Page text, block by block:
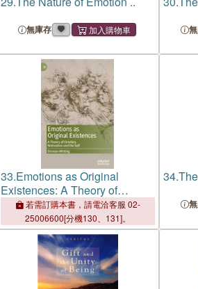
無庫存
33.Emotions as Original
Existences: A Theory of
Emotion, Motivation and the
若需訂購本書，請電洽客服 02-
25006600[分機130、131]。
34.